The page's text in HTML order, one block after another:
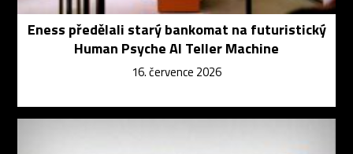
Eness předělali starý bankomat na futuristický
Human Psyche AI Teller Machine
16. července 2026